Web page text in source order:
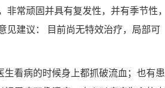
常顽固并具有复发性，并有季节性，
见建议： 目前尚无特效治疗，局部可
看病的时候身上都抓破流血；也有患